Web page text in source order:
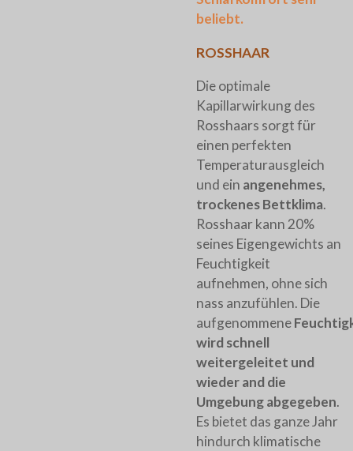
beliebt.
ROSSHAAR
Die optimale
Kapillarwirkung des
Rosshaars sorgt für
einen perfekten
Temperatu­r­ausgleich
und ein angenehmes,
trockenes Bettklima.
Rosshaar kann 20%
seines Eigengewichts an
Feuchtig­­keit
aufnehmen, ohne sich
nass anzufühlen. Die
aufgenommene
wird schnell
weitergeleitet und
wieder and die
Umgebung abgegeben.
Es bietet das ganze Jahr
hindurch klimatische